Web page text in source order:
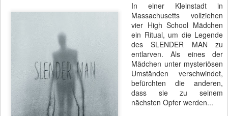
In einer Kleinstadt in
Massachusetts vollziehen
vier High School Mädchen
ein Ritual, um die Legende
des SLENDER MAN zu
entlarven. Als eines der
Mädchen unter mysteriösen
Umständen verschwindet,
befürchten die anderen,
dass sie zu seinem
nächsten Opfer werden...